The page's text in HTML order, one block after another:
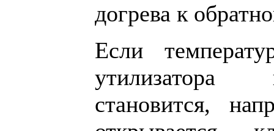
догрева к
Если
утилизатора
становится,